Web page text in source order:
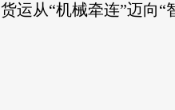
从“机械牵连”迈向